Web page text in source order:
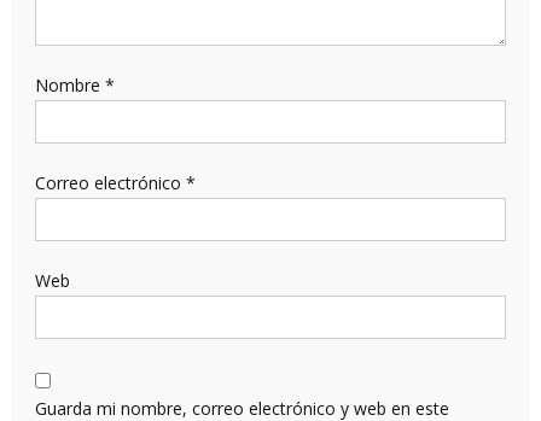
Nombre *
Correo electrónico *
Web
Guarda mi nombre, correo electrónico y web en este